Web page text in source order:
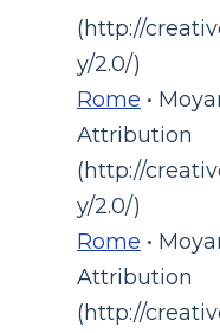
(http://
y/2.0/)
Rome •
Attribution
(http://
y/2.0/)
Rome •
Attribution
(http://